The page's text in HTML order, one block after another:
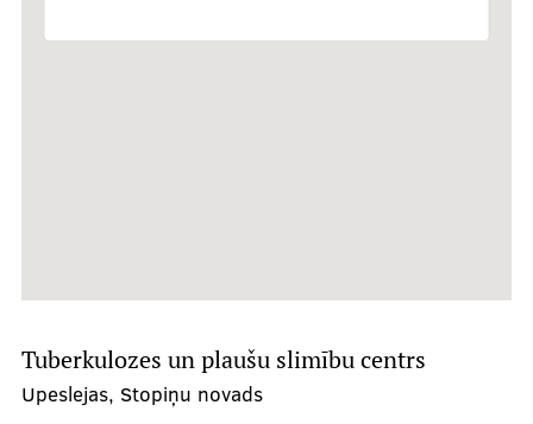
Tuberkulozes un plaušu slimību centrs
Upeslejas, Stopiņu novads